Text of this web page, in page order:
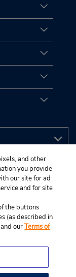
and other
you provide
our site for ad
and for site
the buttons
(as described in
ourTerms of